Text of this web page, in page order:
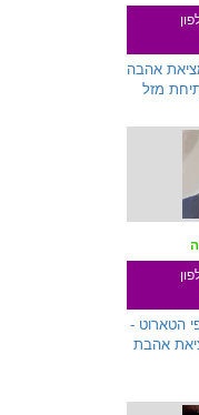
אהבה
מזל
הטארוט -
אהבת